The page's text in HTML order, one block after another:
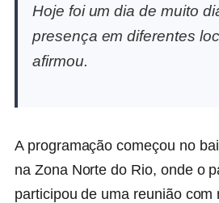
Hoje foi um dia de muito
presença em diferentes
afirmou.
A programação começou no
na Zona Norte do Rio, onde o
participou de uma reunião com